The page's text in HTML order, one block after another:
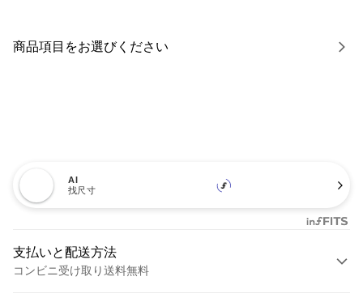
商品項目をお選びください
AI
找尺寸
支払いと配送方法
コンビニ受け取り送料無料